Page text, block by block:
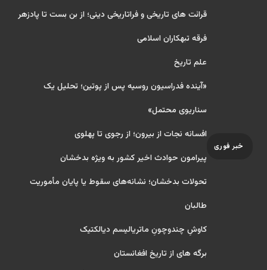
خبر فوری
قرائت های تاریخی و فراتاریخی دینی؛ از بن بست تا پادزهر
فرقه تبهکاران اسلامی
علم تاریخ
«آینده فدراسیون روسیه پس از پوتین؛ تحلیل یک
سناریوی محتمل»
افسانه نجات از بیرون؛ از رجوی تا پهلوی
پیرامون حوادث اخیر کشور به ویژه بدخشان
تحولات بدخشان؛ نشانه‌های سقوط یا پایان مأموریت
طالبان
کاوشِ چندو‌چونِ ماتریالیسم دیالکتیک
برگه های از تاریخ افغانستان